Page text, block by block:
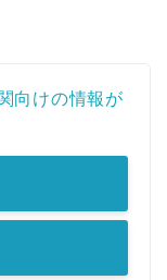
向けの情報が